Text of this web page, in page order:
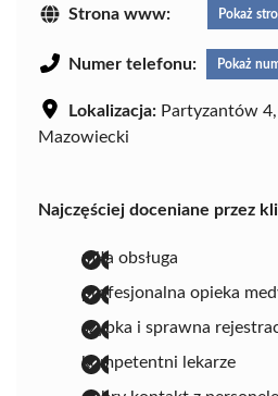
Strona www: Pokaż
Numer telefonu: Pokaż
Lokalizacja: Partyzantów
Mazowiecki
Najczęściej doceniane przez
miła obsługa
profesjonalna opieka
szybka i sprawna
kompetentni lekarze